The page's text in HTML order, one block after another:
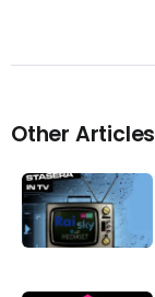
Other Articles